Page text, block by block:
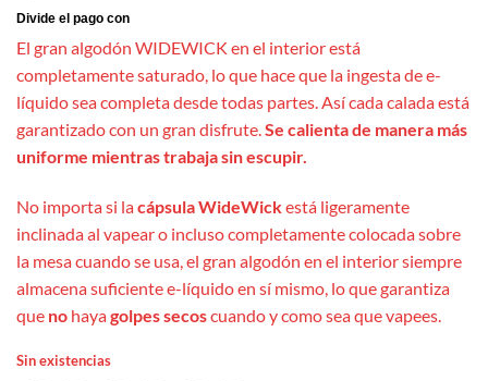
El gran algodón WIDEWICK en el interior está
completamente saturado, lo que hace que la ingesta de e-
líquido sea completa desde todas partes. Así cada calada está
garantizado con un gran disfrute.Se calienta de manera más
uniforme mientras trabaja sin escupir.
No importa si lacápsula WideWickestá ligeramente
inclinada al vapear o incluso completamente colocada sobre
la mesa cuando se usa, el gran algodón en el interior siempre
almacena suficiente e-líquido en sí mismo, lo que garantiza
que no hayagolpessecoscuando y como sea que vapees.
Sin existencias